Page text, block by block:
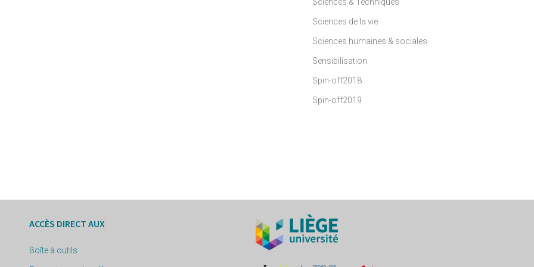
Sciences de la vie
Sciences humaines & sociales
Sensibilisation
Spin-off2018
Spin-off2019
ACCÈS DIRECT AUX
Boîte à outils